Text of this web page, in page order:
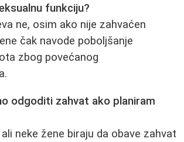
funkciju?
ne, osim ako nije zahvaćen
čak navode poboljšanje
zbog povećanog
odgoditi zahvat ako planiram
neke žene biraju da obave zahvat